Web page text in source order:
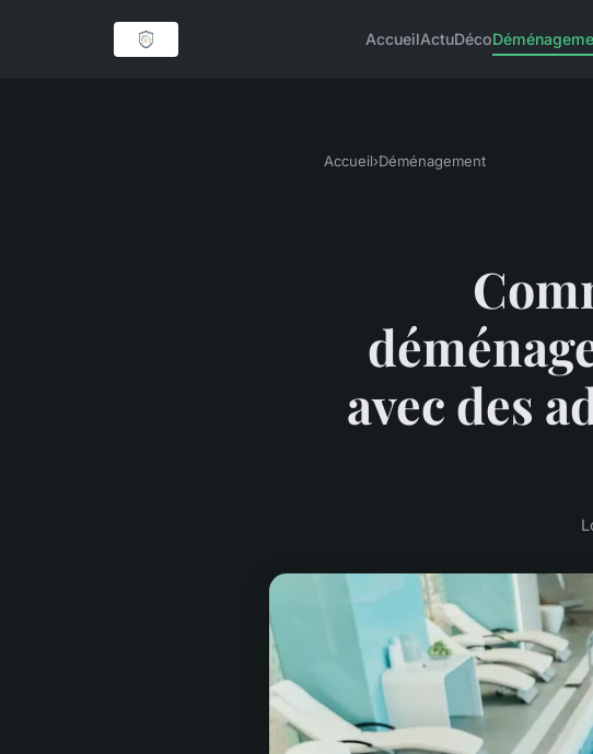
AccueilActuDéco
Accueil›Déménagement
avec des